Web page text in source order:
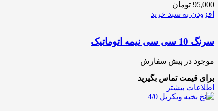
95,000 تومان
افزودن به سبد خرید
سرنگ 10 سی سی نیمه اتوماتیک
موجود در پیش سفارش
برای قیمت تماس بگیرید
اطلاعات بیشتر